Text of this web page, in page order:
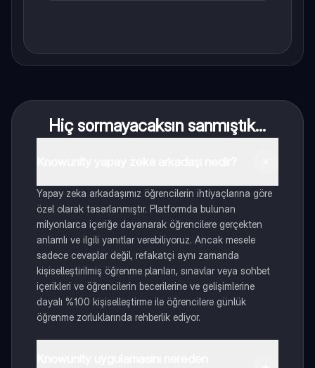
Hiç sormayacaksın sanmıştık...
Yapay zeka arkadaşımız öğrencilerin ihtiyaçlarına göre
özel olarak tasarlanmıştır. Platformda bulunan
milyonlarca içeriğe dayanarak öğrencilere gerçekten
anlamlı ve ilgili yanıtlar verebiliyoruz. Ancak mesele
sadece cevaplar değil, refakatçi aynı zamanda
kişiselleştirilmiş öğrenme planları, sınavlar veya sohbet
içerikleri ve öğrencilerin becerilerine ve gelişimlerine
dayalı %100 kişiselleştirme ile öğrencilere günlük
öğrenme zorluklarında rehberlik ediyor.